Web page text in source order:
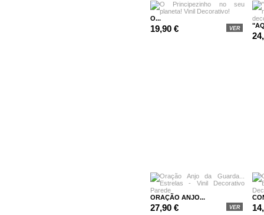
O...
19,90 € VER
ORAÇÃO ANJO...
27,90 € VER